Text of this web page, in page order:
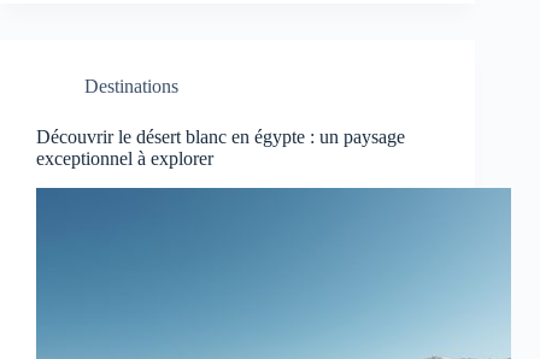
Destinations
Découvrir le désert blanc en égypte : un paysage
exceptionnel à explorer